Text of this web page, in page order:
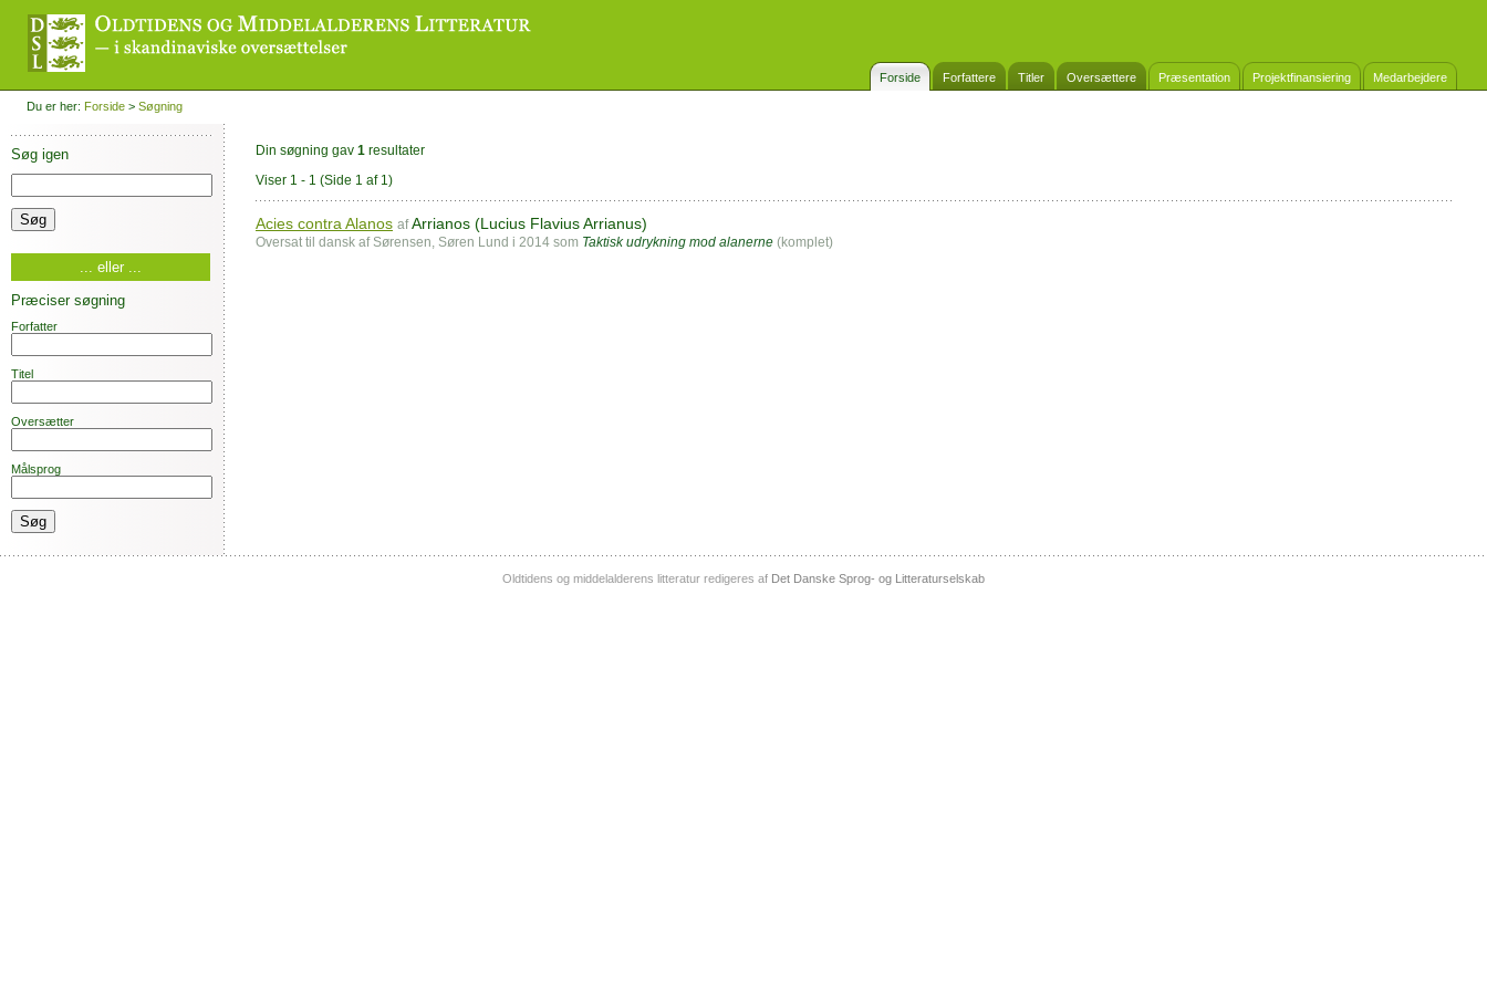
Forside Forfattere Titler Oversættere Præsentation Projektfinansiering Medarbejdere
Du er her: Forside > Søgning
Søg igen
... eller ...
Præciser søgning
Forfatter
Titel
Oversætter
Målsprog
Din søgning gav 1 resultater
Viser 1 - 1 (Side 1 af 1)
Acies contra Alanos afArrianos (Lucius Flavius Arrianus)
Oversat til dansk af Sørensen, Søren Lund i 2014 som Taktisk udrykning mod alanerne (komplet)
Oldtidens og middelalderens litteratur redigeres af Det Danske Sprog- og Litteraturselskab